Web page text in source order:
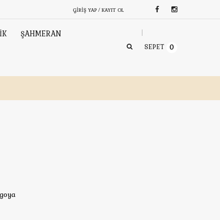
GIRIŞ YAP / KAYIT OL
ŞAHMERAN
SEPET 0